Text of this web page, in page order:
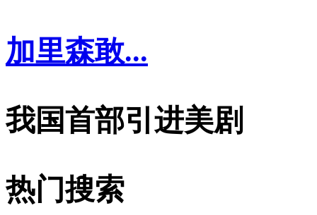
加里森敢...
我国首部引进美剧
热门搜索